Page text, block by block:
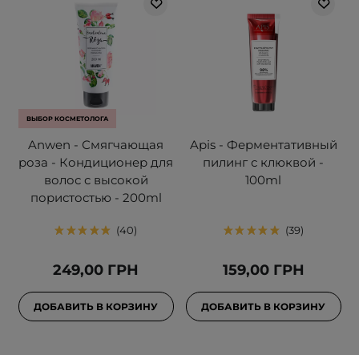
ВЫБОР КОСМЕТОЛОГА
Anwen - Смягчающая
роза - Кондиционер для
волос с высокой
пористостью - 200ml
40
249,00 ГРН
ДОБАВИТЬ В КОРЗИНУ
Apis - Ферментативный
пилинг с клюквой -
100ml
39
159,00 ГРН
ДОБАВИТЬ В КОРЗИНУ